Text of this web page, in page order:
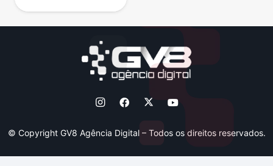
© Copyright GV8 Agência Digital – Todos os direitos reservados.